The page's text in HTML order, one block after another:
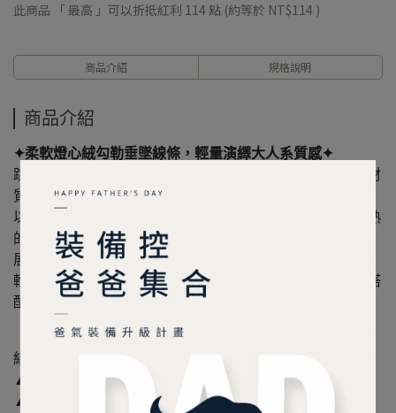
此商品 「 最高 」可以折抵紅利 114 點 (約等於 NT$114 )
商品介紹 規格說明
商品介紹
✦柔軟燈心絨勾勒垂墜線條，輕量演繹大人系質感✦
跳脫以往軍事元素硬挺布料與包體呈現，首次挑戰燈心絨材
質，
以柔軟與自然垂墜感為設計主軸，選用沉穩色調搭配出成熟
的大人系外觀，
展現簡約卻不失風格的高質感氣息。
輕量設計、男女皆適用，日常通勤或城市漫遊，都能舒適搭
配展現品味。
結構說明
▲包體以燈心絨材質製作，搭配電繡LOGO
▲主袋內部可放置iPad mini(20x13.5cm)